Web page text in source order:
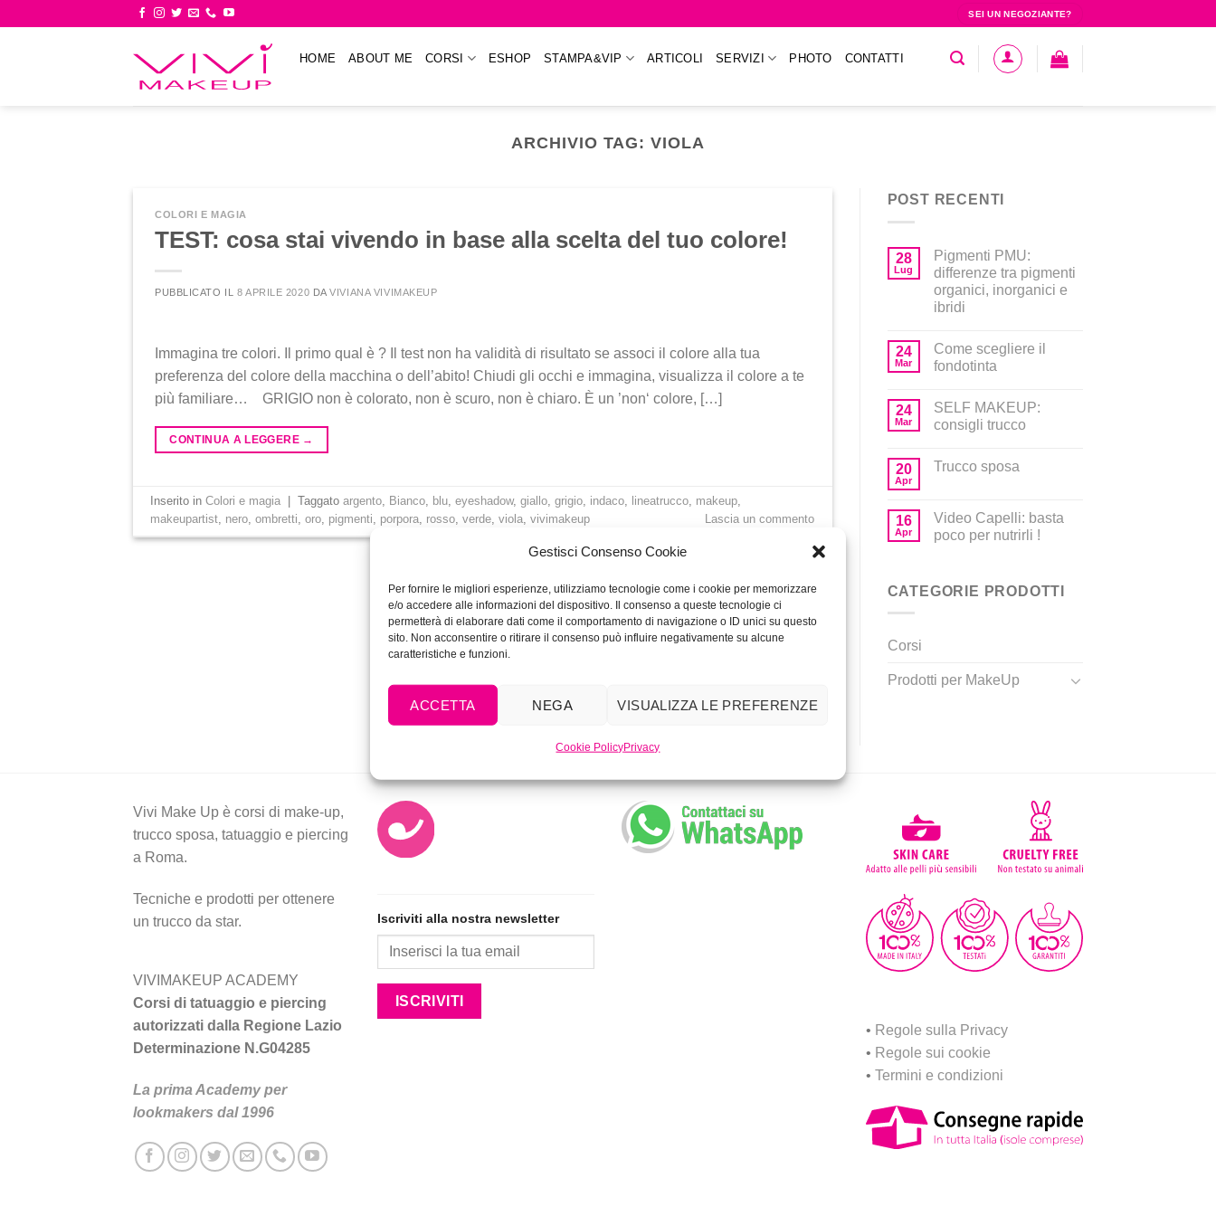
Gestisci Consenso Cookie
Per fornire le migliori esperienze, utilizziamo tecnologie come i cookie per memorizzare
e/o accedere alle informazioni del dispositivo. Il consenso a queste tecnologie ci
permetterà di elaborare dati come il comportamento di navigazione o ID unici su questo
sito. Non acconsentire o ritirare il consenso può influire negativamente su alcune
caratteristiche e funzioni.
ACCETTA NEGA VISUALIZZA LE PREFERENZE
Cookie PolicyPrivacy
SEI UN NEGOZIANTE?
HOME ABOUT ME CORSI ESHOP STAMPA&VIP ARTICOLI SERVIZI PHOTO CONTATTI
ARCHIVIO TAG:VIOLA
COLORI E MAGIA
TEST: cosa stai vivendo in base alla scelta del tuo colore!
PUBBLICATO IL 8 APRILE 2020 DAVIVIANA VIVIMAKEUP
Immagina tre colori. Il primo qual è ? Il test non ha validità di risultato se associ il colore alla tua
preferenza del colore della macchina o dell’abito! Chiudi gli occhi e immagina, visualizza il colore a te
più familiare… GRIGIO non è colorato, non è scuro, non è chiaro. È un ’non‘ colore, […]
CONTINUA A LEGGERE →
Inserito inColori e magia Taggatoargento, Bianco, blu,eyeshadow,giallo,grigio, indaco, lineatrucco, makeup,
makeupartist, nero,ombretti,oro, pigmenti, porpora, rosso,verde,viola,vivimakeup Lascia un commento
POST RECENTI
28
Lug
Pigmenti PMU:
differenze tra pigmenti
organici, inorganici e
ibridi
24
Mar
Come scegliere il
fondotinta
24
Mar
SELF MAKEUP:
consigli trucco
20
Apr
Trucco sposa
16
Apr
Video Capelli: basta
poco per nutrirli !
CATEGORIE PRODOTTI
Corsi
Prodotti per MakeUp
Vivi Make Up è corsi di make-up,
trucco sposa, tatuaggio e piercing
a Roma.
Tecniche e prodotti per ottenere
un trucco da star.
VIVIMAKEUP ACADEMY
Corsi di tatuaggio e piercing
autorizzati dalla Regione Lazio
Determinazione N.G04285
La prima Academy per
lookmakers dal 1996
Iscriviti alla nostra newsletter
• Regole sulla Privacy
• Regole sui cookie
• Termini e condizioni